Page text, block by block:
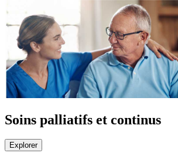
Soins palliatifs et continus
Explorer